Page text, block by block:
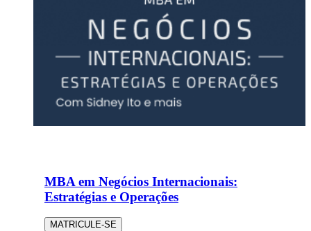
MBA em Negócios Internacionais:
Estratégias e Operações
MATRICULE-SE